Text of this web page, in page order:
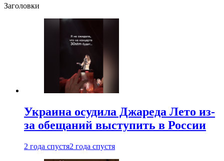
Заголовки
Украина осудила Джареда Лето из-
за обещаний выступить в России
2 года спустя2 года спустя